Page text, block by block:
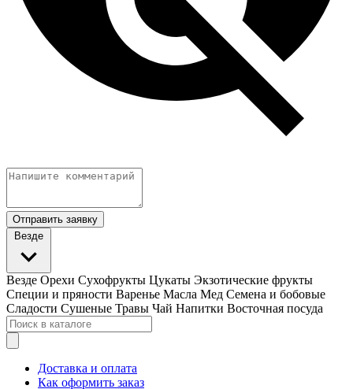
Отправить заявку
Везде
Везде Орехи Сухофрукты Цукаты Экзотические фрукты
Специи и пряности Варенье Масла Мед Семена и бобовые
Сладости Сушеные Травы Чай Напитки Восточная посуда
Доставка и оплата
Как оформить заказ